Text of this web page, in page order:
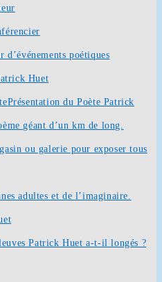
d’événements poétiques
Huet
Présentation du Poète Patrick
géant d’un km de long.
ou galerie pour exposer tous
adultes et de l’imaginaire.
Patrick Huet a-t-il longés ?